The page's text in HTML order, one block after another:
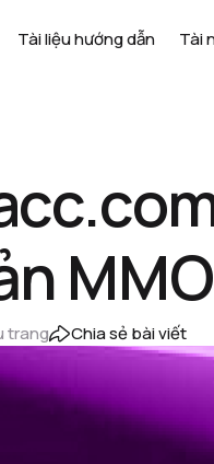
Tài liệu hướng dẫn Tài
trang Chia sẻ bài viết